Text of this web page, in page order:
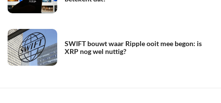
SWIFT bouwt waar Ripple ooit mee begon: is
XRP nog wel nuttig?